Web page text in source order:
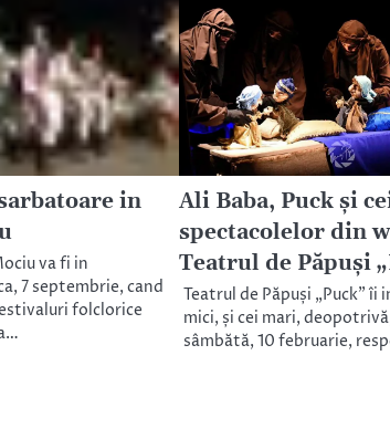
in
va fi in
7 septembrie, cand
folclorice
Ali Baba, Puck și
spectacolelor din
Teatrul de Păpuși
Teatrul de Păpuși „Puck” îi
mici, și cei mari,
sâmbătă, 10 februarie,